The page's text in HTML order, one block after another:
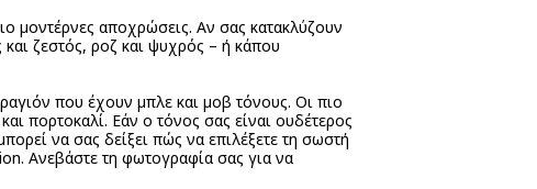
μοντέρνες αποχρώσεις. Αν σας κατακλύζουν
ζεστός, ροζ και ψυχρός – ή κάπου
που έχουν μπλε και μοβ τόνους. Οι πιο
πορτοκαλί. Εάν ο τόνος σας είναι ουδέτερος
να σας δείξει πώς να επιλέξετε τη σωστή
Ανεβάστε τη φωτογραφία σας για να